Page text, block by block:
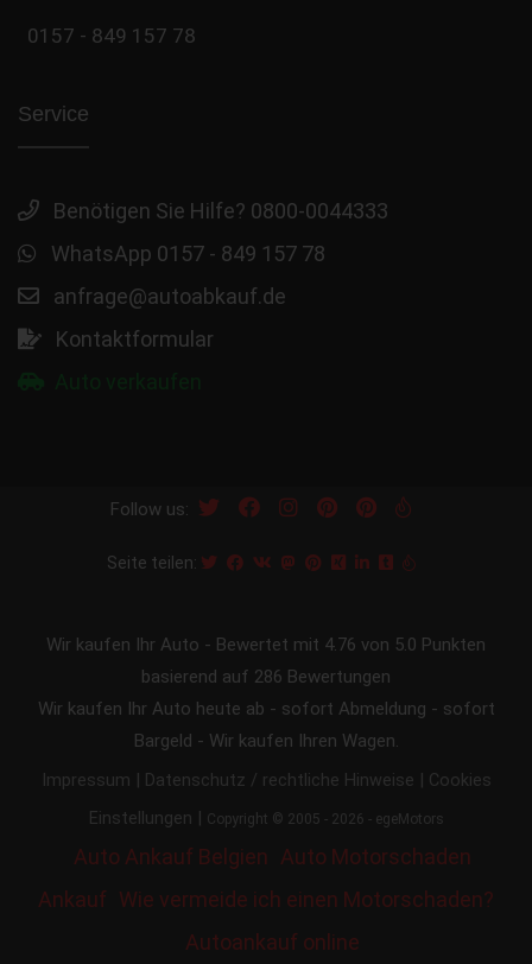
0157 - 849 157 78
Service
Benötigen Sie Hilfe? 0800-0044333
WhatsApp 0157 - 849 157 78
anfrage@autoabkauf.de
Kontaktformular
Follow us:
Seite teilen:
Wir kaufen Ihr Auto - Bewertet mit 4.76 von 5.0 Punkten
basierend auf 286 Bewertungen
Wir kaufen Ihr Auto heute ab - sofort Abmeldung - sofort
Bargeld - Wir kaufen Ihren Wagen.
Impressum | Datenschutz / rechtliche Hinweise | Cookies
Einstellungen | Copyright © 2005 - 2026 - egeMotors
Auto Ankauf Belgien
Auto Motorschaden
Ankauf Wie vermeide ich einen Motorschaden?
Autoankauf online